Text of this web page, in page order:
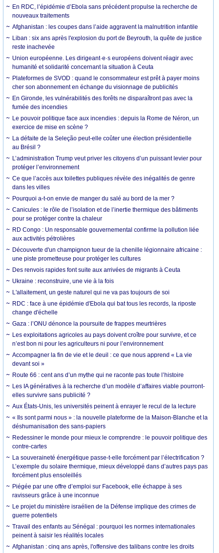
En RDC, l’épidémie d’Ebola sans précédent propulse la recherche de
nouveaux traitements
Afghanistan : les coupes dans l’aide aggravent la malnutrition infantile
Liban : six ans après l'explosion du port de Beyrouth, la quête de justice
reste inachevée
Union européenne. Les dirigeant·e·s européens doivent réagir avec
humanité et solidarité concernant la situation à Ceuta
Plateformes de SVOD : quand le consommateur est prêt à payer moins
cher son abonnement en échange du visionnage de publicités
En Gironde, les vulnérabilités des forêts ne disparaîtront pas avec la
fumée des incendies
Le pouvoir politique face aux incendies : depuis la Rome de Néron, un
exercice de mise en scène ?
La défaite de la Seleção peut-elle coûter une élection présidentielle
au Brésil ?
L’administration Trump veut priver les citoyens d’un puissant levier pour
protéger l’environnement
Ce que l’accès aux toilettes publiques révèle des inégalités de genre
dans les villes
Pourquoi a-t-on envie de manger du salé au bord de la mer ?
Canicules : le rôle de l’isolation et de l’inertie thermique des bâtiments
pour se protéger contre la chaleur
RD Congo : Un responsable gouvernemental confirme la pollution liée
aux activités pétrolières
Découverte d'un champignon tueur de la chenille légionnaire africaine :
une piste prometteuse pour protéger les cultures
Des renvois rapides font suite aux arrivées de migrants à Ceuta
Ukraine : reconstruire, une vie à la fois
L'allaitement, un geste naturel qui ne va pas toujours de soi
RDC : face à une épidémie d'Ebola qui bat tous les records, la riposte
change d'échelle
Gaza : l’ONU dénonce la poursuite de frappes meurtrières
Les exploitations agricoles au pays doivent croître pour survivre, et ce
n’est bon ni pour les agriculteurs ni pour l’environnement
Accompagner la fin de vie et le deuil : ce que nous apprend « La vie
devant soi »
Route 66 : cent ans d’un mythe qui ne raconte pas toute l’histoire
Les IA génératives à la recherche d’un modèle d’affaires viable pourront-
elles survivre sans publicité ?
Aux États-Unis, les universités peinent à enrayer le recul de la lecture
« Ils sont parmi nous » : la nouvelle plateforme de la Maison-Blanche et la
déshumanisation des sans-papiers
Redessiner le monde pour mieux le comprendre : le pouvoir politique des
contre-cartes
La souveraineté énergétique passe-t-elle forcément par l’électrification ?
L’exemple du solaire thermique, mieux développé dans d’autres pays pas
forcément plus ensoleillés
Piégée par une offre d’emploi sur Facebook, elle échappe à ses
ravisseurs grâce à une inconnue
Le projet du ministère israélien de la Défense implique des crimes de
guerre potentiels
Travail des enfants au Sénégal : pourquoi les normes internationales
peinent à saisir les réalités locales
Afghanistan : cinq ans après, l'offensive des talibans contre les droits